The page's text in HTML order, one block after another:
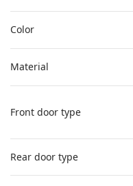
Color
Material
Front door type
Rear door type